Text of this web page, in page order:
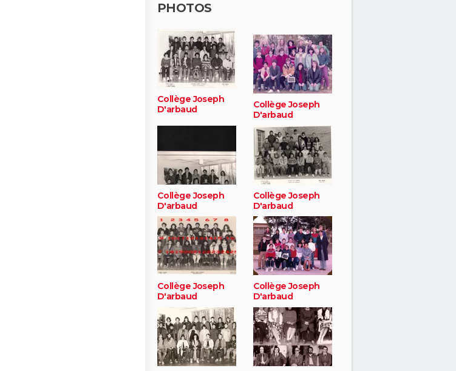
PHOTOS
Collège Joseph
D'arbaud
Collège Joseph
D'arbaud
Collège Joseph
D'arbaud
Collège Joseph
D'arbaud
Collège Joseph
D'arbaud
Collège Joseph
D'arbaud